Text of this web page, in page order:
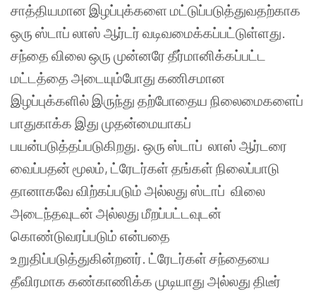
சாத்தியமான இழப்புக்களை மட்டுப்படுத்துவதற்காக
ஒரு ஸ்டாப் லாஸ் ஆர்டர் வடிவமைக்கப்பட்டுள்ளது.
சந்தை விலை ஒரு முன்னரே தீர்மானிக்கப்பட்ட
மட்டத்தை அடையும்போது கணிசமான
இழப்புக்களில் இருந்து தற்போதைய நிலைமைகளைப்
பாதுகாக்க இது முதன்மையாகப்
பயன்படுத்தப்படுகிறது. ஒரு ஸ்டாப் லாஸ் ஆர்டரை
வைப்பதன் மூலம், ட்ரேடர்கள் தங்கள் நிலைப்பாடு
தானாகவே விற்கப்படும் அல்லது ஸ்டாப் விலை
அடைந்தவுடன் அல்லது மீறப்பட்டவுடன்
கொண்டுவரப்படும் என்பதை
உறுதிப்படுத்துகின்றனர். ட்ரேடர்கள் சந்தையை
தீவிரமாக கண்காணிக்க முடியாது அல்லது திடீர்